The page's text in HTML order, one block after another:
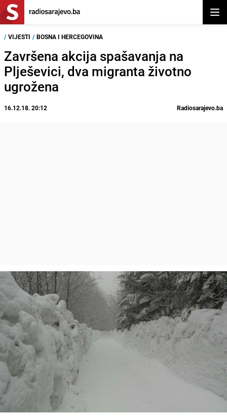
/ VIJESTI / BOSNA I HERCEGOVINA
Završena akcija spašavanja na
Plješevici, dva migranta životno
ugrožena
16.12.18. 20:12 Radiosarajevo.ba